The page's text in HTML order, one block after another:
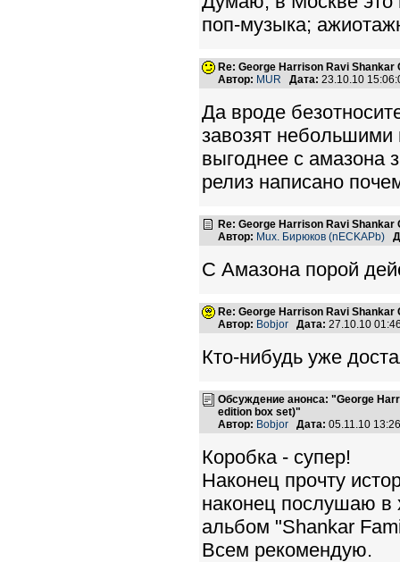
поп-музыка;
Re: George Harrison Ravi
Автор: MUR Дата: 23.10.10
Да вроде
завозят небольшими
выгоднее с амазона
релиз написано
Re: George Harrison Ravi
Автор: Mux. Бирюков (nECKAPb)
С Амазона порой
Re: George Harrison Ravi
Автор: Bobjor Дата: 27.10.10
Кто-нибудь уже
Обсуждение анонса: "George
edition box set)"
Автор: Bobjor Дата: 05.11.10
Коробка - супер!
Наконец прочту
наконец послушаю в
альбoм "Shankar
Всем рекомендую.